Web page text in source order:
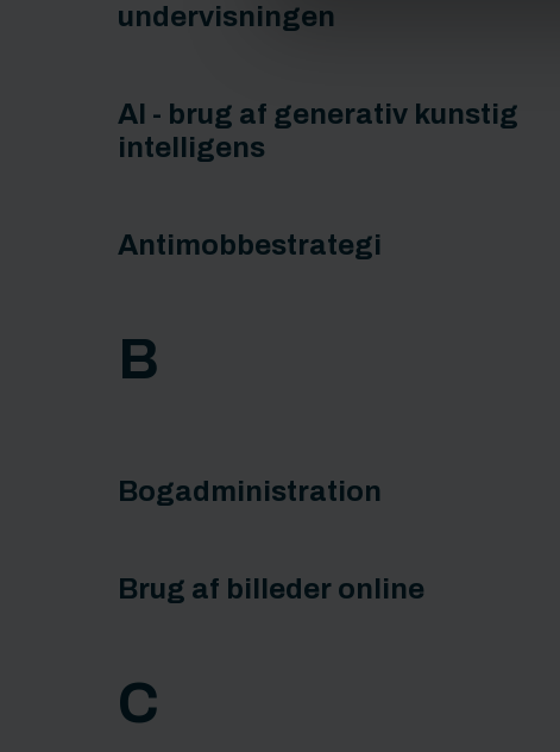
undervisningen
AI - brug af generativ kunstig
intelligens
Antimobbestrategi
B
Bogadministration
Brug af billeder online
C